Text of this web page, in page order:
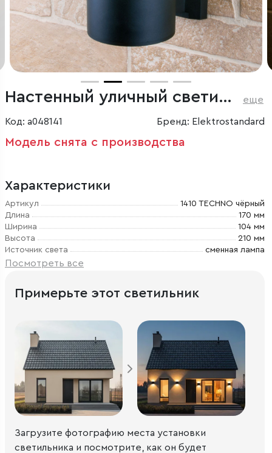
Настенный уличный светильник 1410 Techno чёрный IP54 еще
Код: a048141 Бренд: Elektrostandard
Модель снята с производства
Характеристики
Артикул
1410 TECHNO чёрный
Длина
170 мм
Ширина
104 мм
Высота
210 мм
Источник света
сменная лампа
Посмотреть все
Примерьте этот светильник
Загрузите фотографию места установки
светильника и посмотрите, как он будет